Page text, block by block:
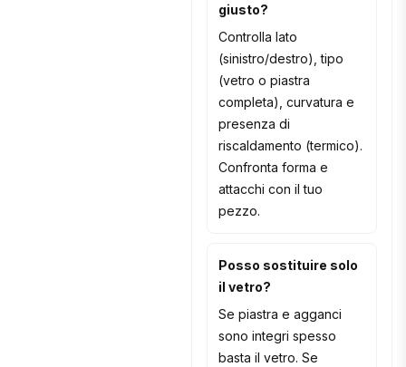
giusto?
Controlla lato
(sinistro/destro), tipo
(vetro o piastra
completa), curvatura e
presenza di
riscaldamento (termico).
Confronta forma e
attacchi con il tuo
pezzo.
Posso sostituire solo
il vetro?
Se piastra e agganci
sono integri spesso
basta il vetro. Se